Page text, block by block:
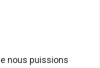
nous puissions